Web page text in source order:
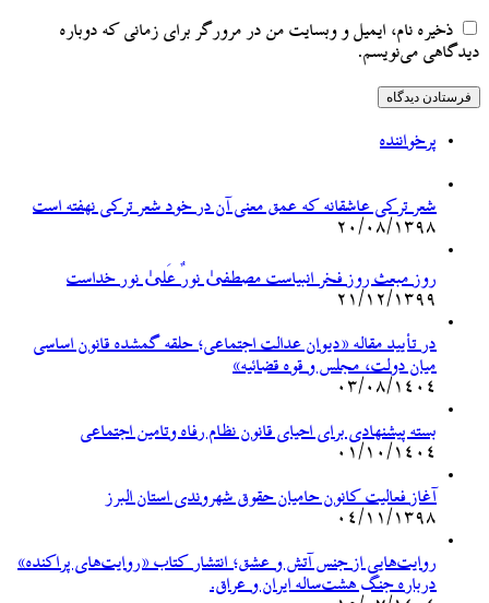
ذخیره نام، ایمیل و وبسایت من در مرورگر برای زمانی که دوباره
دیدگاهی می‌نویسم.
پرخواننده
شعر ترکی عاشقانه که عمق معنی آن در خود شعر ترکی نهفته است
۲۰/۰۸/۱۳۹۸
روز مبعث روز فخر انبیاست مصطفیٰ نورٌ عَلیٰ نور خداست
۲۱/۱۲/۱۳۹۹
در تأیید مقاله «دیوان عدالت اجتماعی؛ حلقه گمشده قانون اساسی
میان دولت، مجلس و قوه قضائیه»
۰۳/۰۸/۱۴۰۴
بسته پیشنهادی برای احیای قانون نظام رفاه وتامین اجتماعی
۰۱/۱۰/۱۴۰۴
آغاز فعالیت کانون حامیان حقوق شهروندی استان البرز
۰۴/۱۱/۱۳۹۸
روایت‌هایی از جنس آتش و عشق؛ انتشار کتاب «روایت‌های پراکنده»
درباره جنگ هشت‌ساله ایران و عراق.